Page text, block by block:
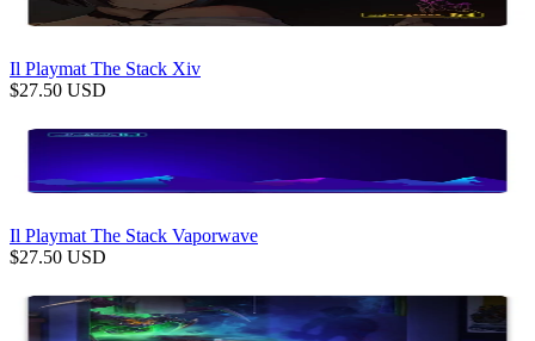
Il Playmat The Stack Xiv
$27.50 USD
Il Playmat The Stack Vaporwave
$27.50 USD